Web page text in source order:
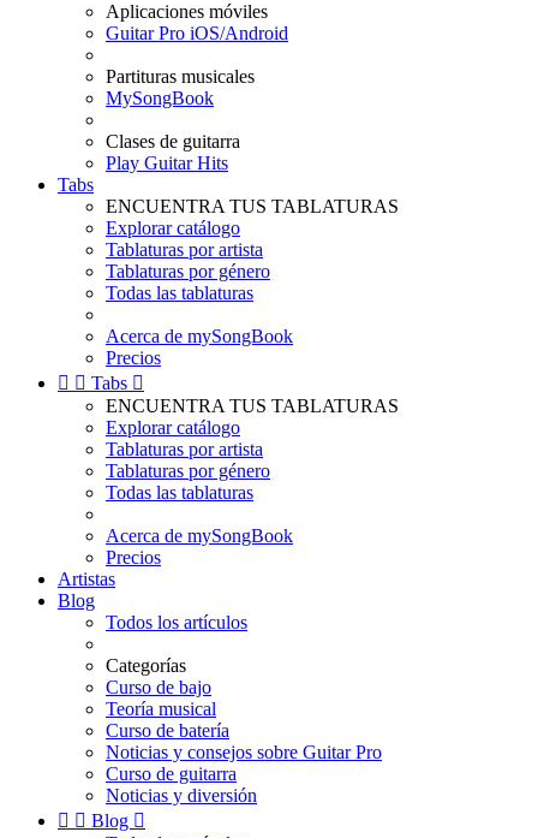
Aplicaciones móviles
Guitar Pro iOS/Android
Partituras musicales
MySongBook
Clases de guitarra
Play Guitar Hits
Tabs
ENCUENTRA TUS TABLATURAS
Explorar catálogo
Tablaturas por artista
Tablaturas por género
Todas las tablaturas
Acerca de mySongBook
Precios
  Tabs 
ENCUENTRA TUS TABLATURAS
Explorar catálogo
Tablaturas por artista
Tablaturas por género
Todas las tablaturas
Acerca de mySongBook
Precios
Artistas
Blog
Todos los artículos
Categorías
Curso de bajo
Teoría musical
Curso de batería
Noticias y consejos sobre Guitar Pro
Curso de guitarra
Noticias y diversión
  Blog 